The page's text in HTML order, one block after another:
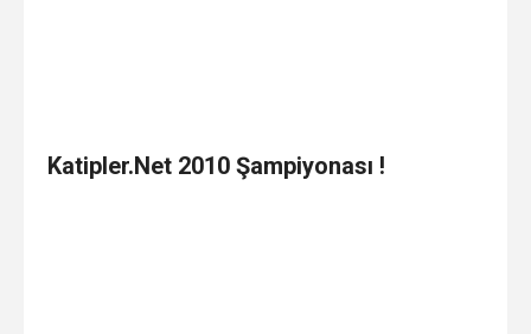
Katipler.Net 2010 Şampiyonası !